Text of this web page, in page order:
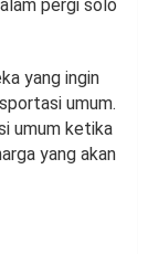
pergi solo
yang ingin
umum.
umum ketika
yang akan